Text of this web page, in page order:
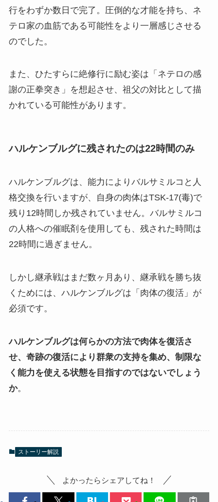
行をわずか数日で完了。圧倒的な才能を持ち、ネ
テロ家の血筋である可能性をより一層感じさせる
のでした。
また、ひたすらに絶修行に励む姿は「ネテロの感
謝の正拳突き」を想起させ、祖父の対比として描
かれている可能性があります。
ハルケンブルグに残されたのは22時間のみ
ハルケンブルグは、能力によりバルサミルコと人
格交換を行いますが、自身の肉体はTSK-17(毒)で
残り12時間しか残されていません。バルサミルコ
の人格への催眠剤を使用しても、残された時間は
22時間に過ぎません。
しかし継承戦はまだ数ヶ月あり、継承戦を勝ち抜
くためには、ハルケンブルグは「肉体の復活」が
必須です。
ハルケンブルグは何らかの方法で肉体を復活さ
せ、奇跡の復活により群衆の支持を集め、制限な
く能力を使える状態を目指すのではないでしょう
か。
ストーリー解説
よかったらシェアしてね！